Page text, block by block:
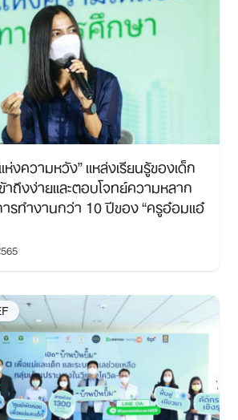
งความหวัง” แหล่งเรียนรู้ของเด็ก
ถึงง่ายและตอบโจทย์ความหลาก
รทำงานกว่า 10 ปีของ “ครูอ๋อมแอ๋